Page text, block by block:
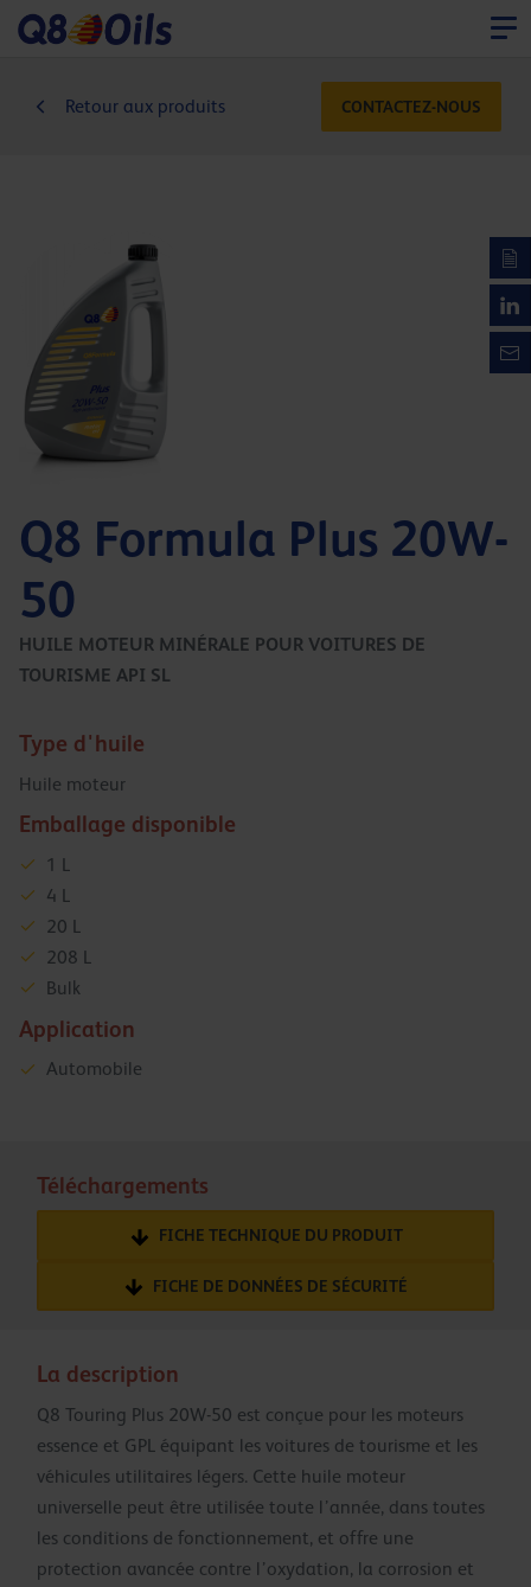
Retour aux produits CONTACTEZ-NOUS
Q8 Formula Plus 20W-
50
HUILE MOTEUR MINÉRALE POUR VOITURES DE
TOURISME API SL
Type d'huile
Huile moteur
Emballage disponible
1 L
4 L
20 L
208 L
Bulk
Application
Automobile
Téléchargements
FICHE TECHNIQUE DU PRODUIT
FICHE DE DONNÉES DE SÉCURITÉ
La description
Q8 Touring Plus 20W-50 est conçue pour les moteurs
essence et GPL équipant les voitures de tourisme et les
véhicules utilitaires légers. Cette huile moteur
universelle peut être utilisée toute l’année, dans toutes
les conditions de fonctionnement, et offre une
protection avancée contre l’oxydation, la corrosion et